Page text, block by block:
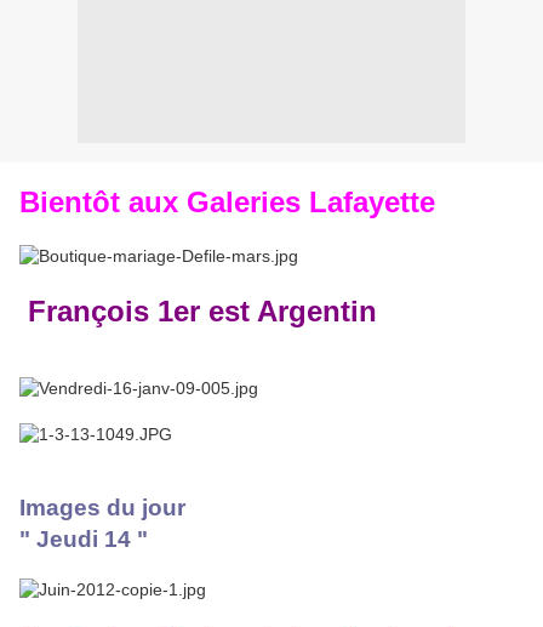
Bientôt aux Galeries Lafayette
François 1er est Argentin
Images du jour
" Jeudi 14 "